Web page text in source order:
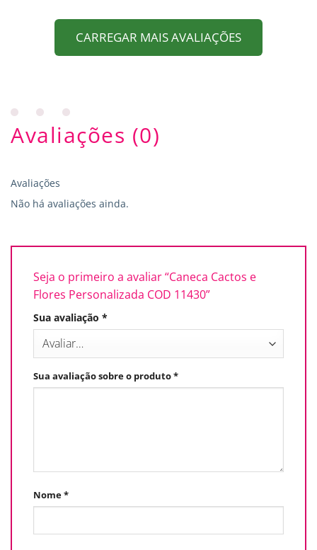
CARREGAR MAIS AVALIAÇÕES
Avaliações (0)
Avaliações
Não há avaliações ainda.
Seja o primeiro a avaliar “Caneca Cactos e
Flores Personalizada COD 11430”
Sua avaliação *
Sua avaliação sobre o produto*
Nome*